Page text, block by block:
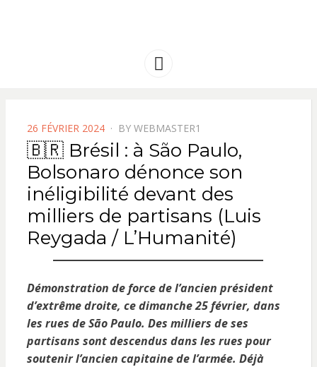
AMERIQUE
Menu
POSTED
ON
26 FÉVRIER 2024 BY WEBMASTER1
🇧🇷 Brésil : à São Paulo,
Bolsonaro dénonce son
inéligibilité devant des
milliers de partisans (Luis
Reygada / L’Humanité)
Démonstration de force de l’ancien président
d’extrême droite, ce dimanche 25 février, dans
les rues de São Paulo. Des milliers de ses
partisans sont descendus dans les rues pour
soutenir l’ancien capitaine de l’armée. Déjà